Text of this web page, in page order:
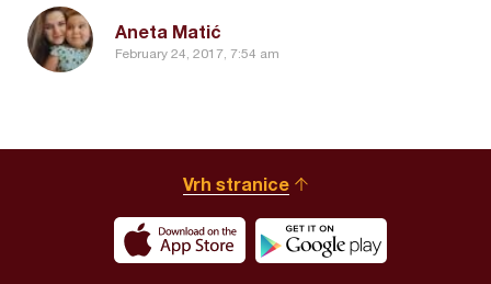
Aneta Matić
February 24, 2017, 7:54 am
Vrh stranice